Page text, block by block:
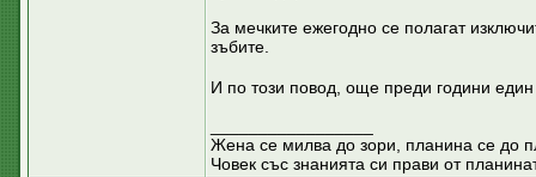
За мечките ежегодно се полагат
зъбите.
И по този повод, още преди години
Жена се милва до зори, планина се до
Човек със знанията си прави от